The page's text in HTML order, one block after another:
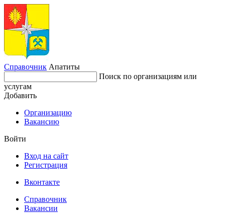
Справочник Апатиты
Поиск по организациям или
услугам
Добавить
Организацию
Вакансию
Войти
Вход на сайт
Регистрация
Вконтакте
Справочник
Вакансии